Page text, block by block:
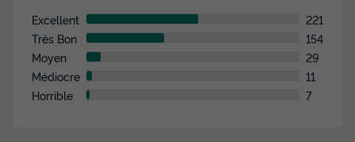
Excellent
221
Très Bon
154
Moyen
29
Médiocre
11
Horrible
7